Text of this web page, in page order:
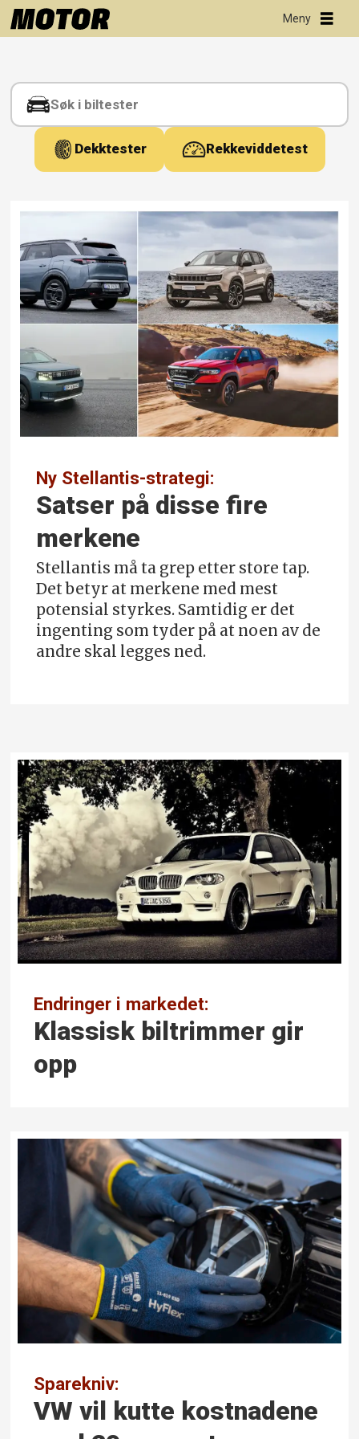
Tag:
elektrisk
skifte Dekktester Rekkeviddetest
Ny Stellantis-strategi:
Satser på disse fire
merkene
Stellantis må ta grep etter store tap.
Det betyr at merkene med mest
potensial styrkes. Samtidig er det
ingenting som tyder på at noen av de
andre skal legges ned.
Endringer i markedet:
Klassisk bil­trimmer gir
opp
Sparekniv:
VW vil kutte kostnadene